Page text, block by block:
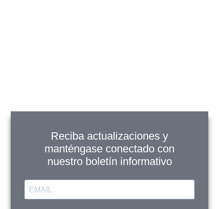
Pared Cerámica
Fachaleta Mureto
Missouri 30.5x40 cm
$42,900
Reciba actualizaciones y
manténgase conectado con
nuestro boletín informativo